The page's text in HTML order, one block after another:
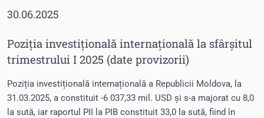
30.06.2025
Poziția investițională internațională la sfârșitul
trimestrului I 2025 (date provizorii)
Poziția investițională internațională a Republicii Moldova, la
31.03.2025, a constituit -6 037,33 mil. USD și s-a majorat cu 8,0
la sută, iar raportul PII la PIB constituit 33,0 la sută, fiind în